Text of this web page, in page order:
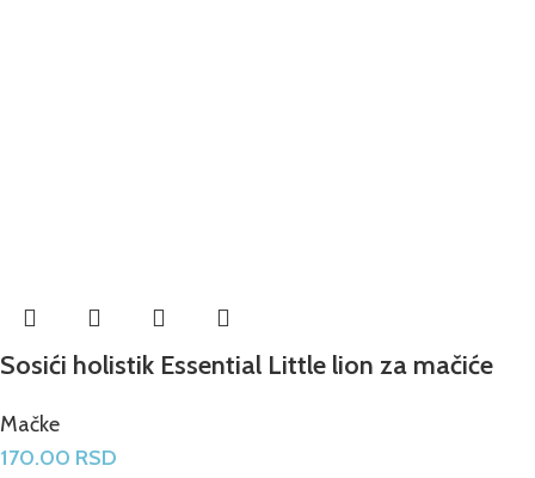
Sosići holistik Essential Little lion za mačiće
Mačke
170.00 RSD